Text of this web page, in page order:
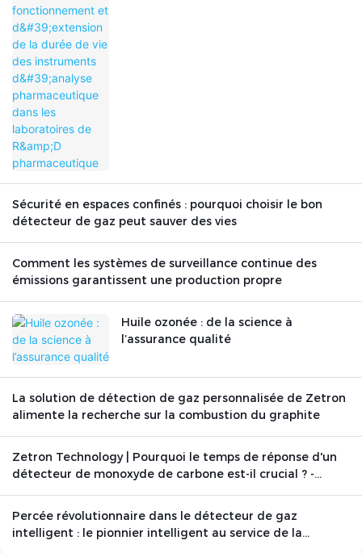
Sécurité en espaces confinés : pourquoi choisir le bon
détecteur de gaz peut sauver des vies
Comment les systèmes de surveillance continue des
émissions garantissent une production propre
Huile ozonée : de la science à
l’assurance qualité
La solution de détection de gaz personnalisée de Zetron
alimente la recherche sur la combustion du graphite
Zetron Technology | Pourquoi le temps de réponse d'un
détecteur de monoxyde de carbone est-il crucial ? -
Percée révolutionnaire dans le détecteur de gaz
intelligent : le pionnier intelligent au service de la